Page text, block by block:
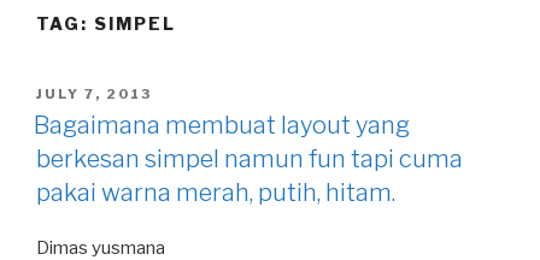
TAG: SIMPEL
POSTED
ON
JULY 7, 2013
Bagaimana membuat layout yang
berkesan simpel namun fun tapi cuma
pakai warna merah, putih, hitam.
Dimas yusmana